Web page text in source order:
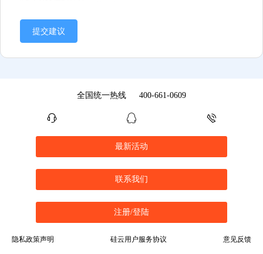
提交建议
全国统一热线 400-661-0609
最新活动
联系我们
注册/登陆
隐私政策声明 硅云用户服务协议 意见反馈